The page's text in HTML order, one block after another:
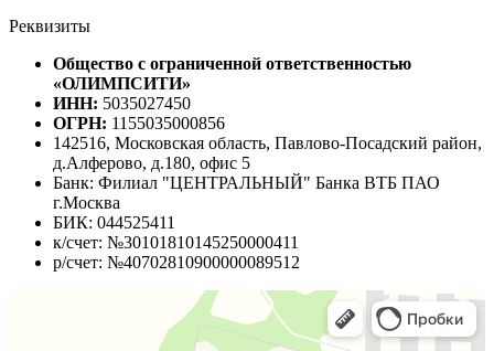
Реквизиты
Общество с ограниченной ответственностью
«ОЛИМПСИТИ»
ИНН: 5035027450
ОГРН: 1155035000856
142516, Московская область, Павлово-Посадский район,
д.Алферово, д.180, офис 5
Банк: Филиал "ЦЕНТРАЛЬНЫЙ" Банка ВТБ ПАО
г.Москва
БИК: 044525411
к/счет: №30101810145250000411
р/счет: №40702810900000089512